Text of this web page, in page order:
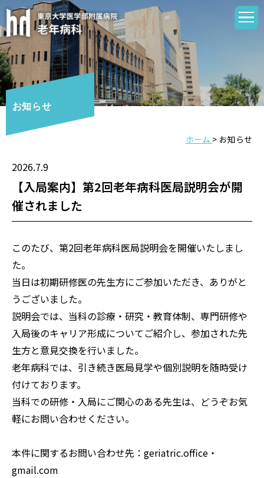
お知らせ
ホーム > お知らせ
2026.7.9
【入局案内】第2回老年病科医局説明会が開
催されました
このたび、第2回老年病科医局説明会を開催いたしまし
た。
当日は初期研修医の先生方にご参加いただき、ありがと
うございました。
説明会では、当科の診療・研究・教育体制、専門研修や
入局後のキャリア形成についてご紹介し、参加された先
生方と意見交換を行いました。
老年病科では、引き続き医局見学や個別説明を随時受け
付けております。
当科での研修・入局にご関心のある先生は、どうぞお気
軽にお問い合わせください。
本件に関するお問い合わせ先：geriatric.office・
gmail.com